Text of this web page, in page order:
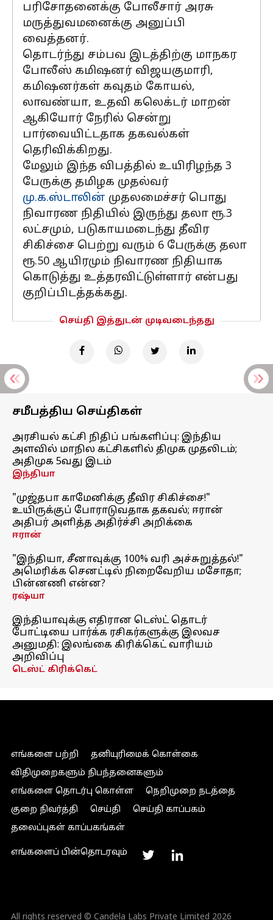
பரிசோதனைக்கு போலீசார் அரசு
மருத்துவமனைக்கு அனுப்பி
வைத்தனர்.
தொடர்ந்து சம்பவ இடத்திற்கு மாநகர
போலீஸ் கமிஷனர் விஜயகுமாரி,
கமிஷனர்கள் கவுதம் கோயல்,
லாவண்யா, உதவி கலெக்டர் மாறன்
ஆகியோர் நேரில் சென்று
பார்வையிட்டதாக தகவல்கள்
தெரிவிக்கிறது.
மேலும் இந்த விபத்தில் உயிரிழந்த 3
பேருக்கு தமிழக முதல்வர்
மு.க.ஸ்டாலின் முதலமைச்சர் பொது
நிவாரண நிதியில் இருந்து தலா ரூ.3
லட்சமும், படுகாயமடைந்து தீவிர
சிகிச்சை பெற்று வரும் 6 பேருக்கு தலா
ரூ.50 ஆயிரமும் நிவாரண நிதியாக
கொடுத்து உத்தரவிட்டுள்ளார் என்பது
குறிப்பிடத்தக்கது.
செய்தி இத்துடன் முடிவடைந்தது
சமீபத்திய செய்திகள்
அரசியல் கட்சி நிதிப் பங்களிப்பு: இந்திய
அளவில் மாநில கட்சிகளில் திமுக முதலிடம்;
அதிமுக 5வது இடம்
இந்தியா
"முஜ்தபா காமேனிக்கு தீவிர சிகிச்சை!"
உயிருக்குப் போராடுவதாக தகவல்; ஈரான்
அதிபர் அளித்த அதிர்ச்சி அறிக்கை
ஈரான்
"இந்தியா, சீனாவுக்கு 100% வரி அச்சுறுத்தல்!"
அமெரிக்க செனட்டில் நிறைவேறிய மசோதா;
பின்னணி என்ன?
ரஷ்யா
இந்தியாவுக்கு எதிரான டெஸ்ட் தொடர்
போட்டியை பார்க்க ரசிகர்களுக்கு இலவச
அனுமதி: இலங்கை கிரிக்கெட் வாரியம்
அறிவிப்பு
டெஸ்ட் கிரிக்கெட்
எங்களை பற்றி
தனியுரிமைக் கொள்கை
விதிமுறைகளும் நிபந்தனைகளும்
எங்களை தொடர்பு கொள்ள
நெறிமுறை நடத்தை
குறை நிவர்த்தி
செய்தி
செய்தி காப்பகம்
தலைப்புகள் காப்பகங்கள்
எங்களைப் பின்தொடரவும்
All rights reserved © Candela Labs Private Limited 2026